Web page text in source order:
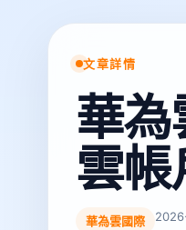
文章詳情
華為
雲帳
華為雲國際